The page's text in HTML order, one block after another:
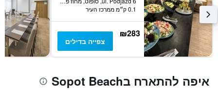
0.1 ק״מ ממרכז העיר
₪283
צפייה בדילים
איפה להתארח בSopot Beach